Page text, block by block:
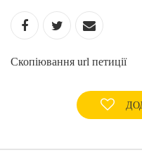
Скопіювання url петиції